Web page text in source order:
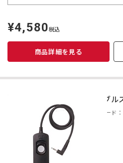
定
価
¥4,580税込
商品詳細を見る
ケーブ
商品コード